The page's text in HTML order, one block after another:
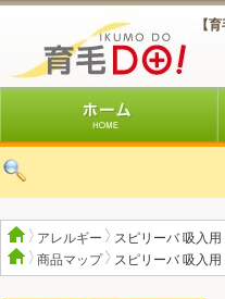
【
アレルギー
スピリーバ 吸入用
商品マップ スピリーバ 吸入用